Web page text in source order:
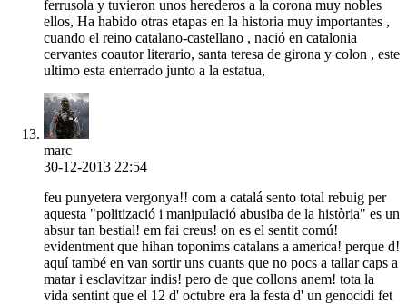
ferrusola y tuvieron unos herederos a la corona muy nobles
ellos, Ha habido otras etapas en la historia muy importantes ,
cuando el reino catalano-castellano , nació en catalonia
cervantes coautor literario, santa teresa de girona y colon , este
ultimo esta enterrado junto a la estatua,
marc
30-12-2013 22:54
feu punyetera vergonya!! com a catalá sento total rebuig per
aquesta "politizació i manipulació abusiba de la història" es un
absur tan bestial! em fai creus! on es el sentit comú!
evidentment que hihan toponims catalans a america! perque d!
aquí també en van sortir uns cuants que no pocs a tallar caps a
matar i esclavitzar indis! pero de que collons anem! tota la
vida sentint que el 12 d' octubre era la festa d' un genocidi fet